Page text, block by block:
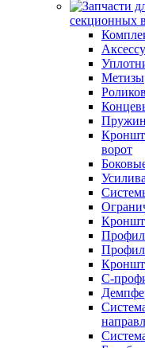
секционных
Метизы
ворот
С-